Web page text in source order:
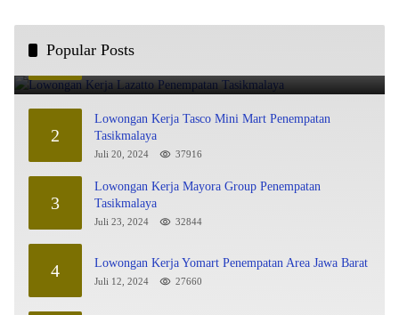
Popular Posts
1 Lowongan Kerja Lazatto Penempatan Tasikmalaya
2
Lowongan Kerja Tasco Mini Mart Penempatan
Tasikmalaya
Juli 20, 2024 37916
3
Lowongan Kerja Mayora Group Penempatan
Tasikmalaya
Juli 23, 2024 32844
4 Lowongan Kerja Yomart Penempatan Area Jawa Barat
Juli 12, 2024 27660